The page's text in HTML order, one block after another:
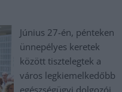
Június 27-én, pénteken
ünnepélyes keretek
között tisztelegtek a
város legkiemelkedőbb
egészségügyi dolgozói